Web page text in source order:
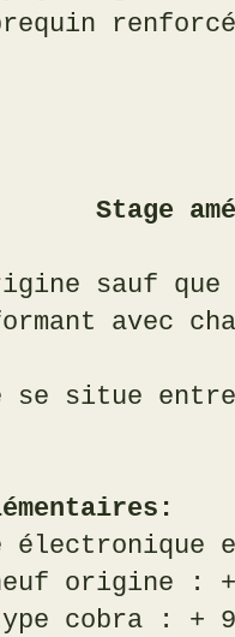
sauf que
avec
situe
électronique
origine :
cobra : +